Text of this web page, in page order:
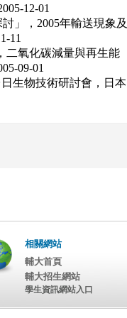
12-01
」，2005年輸送現象及
11
二氧化碳減量與再生能
09-01
日生物技術研討會，日本
相關網站
輔大首頁
輔大招生網站
學生資訊網站入口